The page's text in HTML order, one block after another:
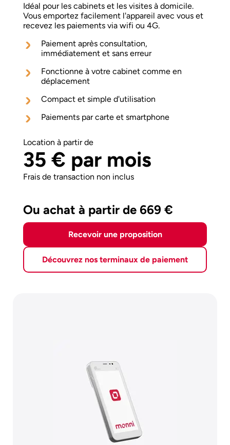
Idéal pour les cabinets et les visites à domicile.
Vous emportez facilement l'appareil avec vous et
recevez les paiements via wifi ou 4G.
Paiement après consultation,
immédiatement et sans erreur
Fonctionne à votre cabinet comme en
déplacement
Compact et simple d'utilisation
Paiements par carte et smartphone
Location à partir de
35 € par mois
Frais de transaction non inclus
Ou achat à partir de 669 €
Recevoir une proposition
Découvrez nos terminaux de paiement